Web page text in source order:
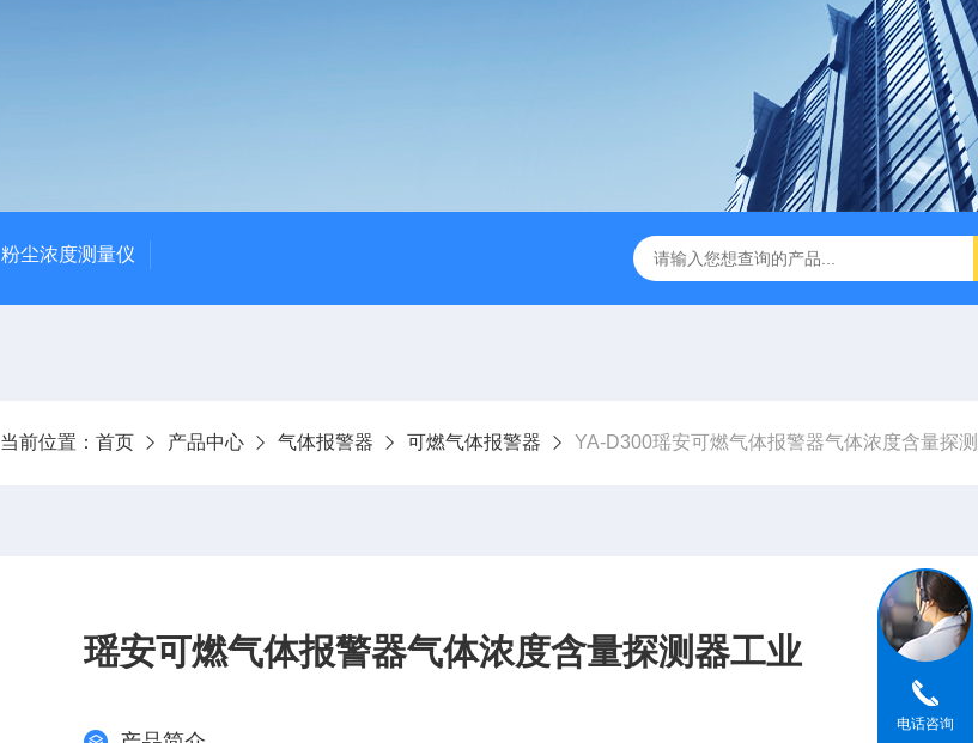
粉尘浓度测量仪
当前位置： 首页 产品中心 气体报警器 可燃气体报警器 YA-D300瑶安可燃气体报警器气体浓度含量探
瑶安可燃气体报警器气体浓度含量探测器工业
电话咨询